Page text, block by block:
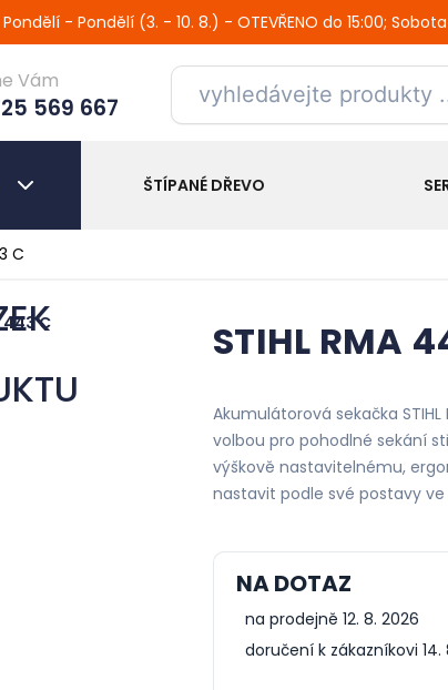
- Pondělí (3. - 10. 8.) - OTEVŘENO do 15:00; Sobota
Vám
569 667
ŠTÍPANÉ DŘEVO
C
STIHL RMA
Akumulátorová sekačka
volbou pro pohodlné sekání
výškově nastavitelnému,
nastavit podle své postavy
NA DOTAZ
na prodejně 12. 8. 2026
doručení k zákazníkovi 14.